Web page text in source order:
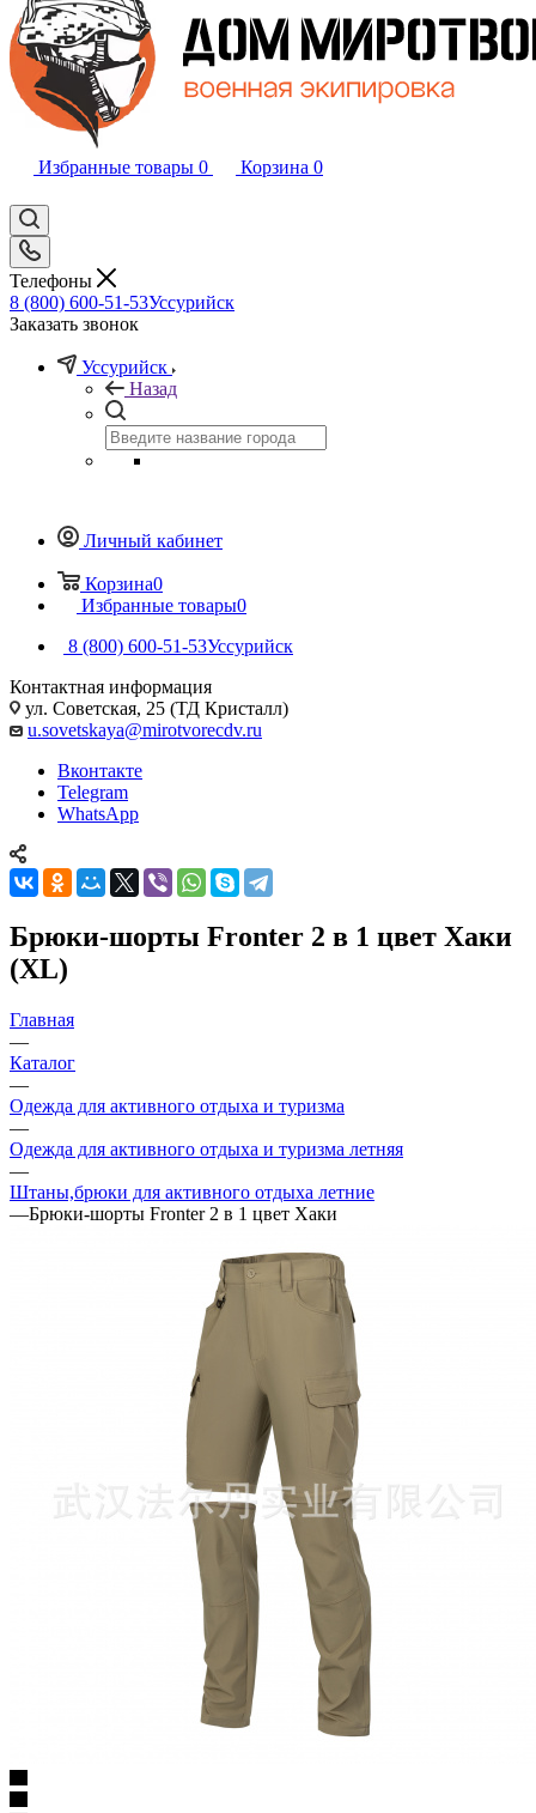
Избранные товары 0 Корзина 0
Телефоны
8 (800) 600-51-53Уссурийск
Заказать звонок
Уссурийск
Назад
Личный кабинет
Корзина0
Избранные товары0
8 (800) 600-51-53Уссурийск
Контактная информация
ул. Советская, 25 (ТД Кристалл)
u.sovetskaya@mirotvorecdv.ru
Вконтакте
Telegram
WhatsApp
Брюки-шорты Fronter 2 в 1 цвет Хаки
(XL)
Главная
—
Каталог
—
Одежда для активного отдыха и туризма
—
Одежда для активного отдыха и туризма летняя
—
Штаны,брюки для активного отдыха летние
—Брюки-шорты Fronter 2 в 1 цвет Хаки